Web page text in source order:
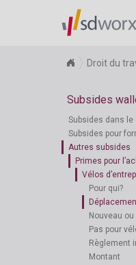
Droit du
Subsides
Subsides dans le
Subsides pour
Autres subsides
Primes pour
Vélos
Pour qui?
Nouveau ou
Pas pour
Règlement
Montant